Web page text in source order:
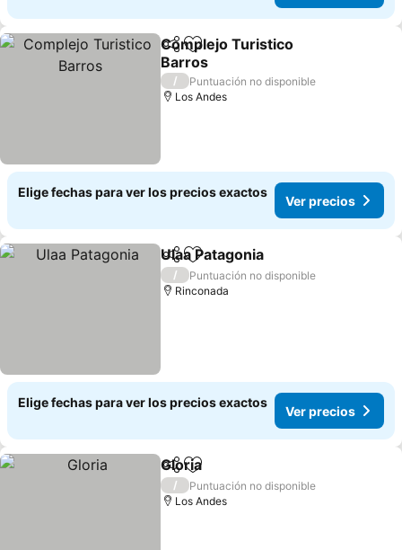
CompartirAgregar a favoritos
Complejo Turistico
Barros
/
Puntuación no disponible
Los Andes
Elige fechas para ver los precios exactos
Ver precios
CompartirAgregar a favoritos
Ulaa Patagonia
/
Puntuación no disponible
Rinconada
Elige fechas para ver los precios exactos
Ver precios
CompartirAgregar a favoritos
Gloria
/
Puntuación no disponible
Los Andes